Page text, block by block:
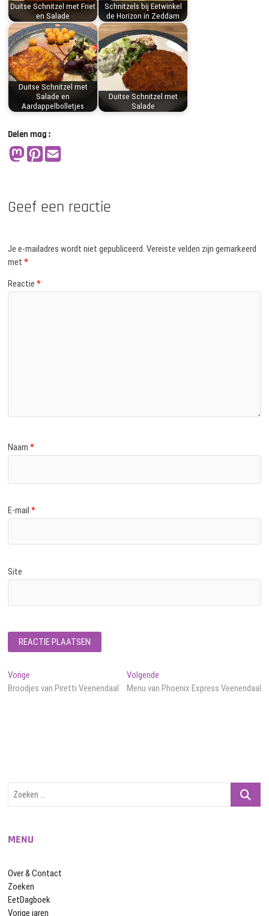
Duitse Schnitzel met Friet
en Salade
Schnitzels bij Eetwinkel
de Horizon in Zeddam
Duitse Schnitzel met
Salade en
Aardappelbolletjes
Duitse Schnitzel met
Salade
Delen mag :
Geef een reactie
Je e-mailadres wordt niet gepubliceerd. Vereiste velden zijn gemarkeerd
met*
Reactie*
Naam*
E-mail*
Site
Bericht
navigatie
Vorige
bericht:
Broodjes van Piretti Veenendaal
VolgendeVolgend
bericht:
Menu van Phoenix Express Veenendaal
Zoeken
MENU
Over & Contact
Zoeken
EetDagboek
Vorige jaren